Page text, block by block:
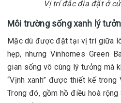
Vị trí đắc địa đặt ở
Môi trường sống xanh lý
Mặc dù được đặt tại vị trí giữa
hẹp, nhưng Vinhomes Green
gian sống vô cùng lý tưởng mà
“Vịnh xanh” được thiết kế
Trong đó, gồm hồ điều hoà